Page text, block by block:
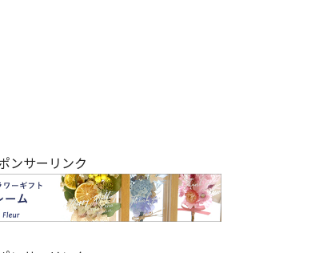
ンサーリンク